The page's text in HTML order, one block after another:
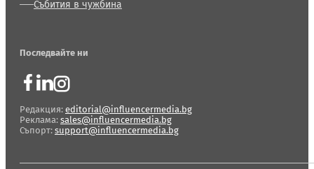
Събития в чужбина
Последвайте ни
Редакция: editorial@influencermedia.bg
Реклама: sales@influencermedia.bg
Съпорт: support@influencermedia.bg